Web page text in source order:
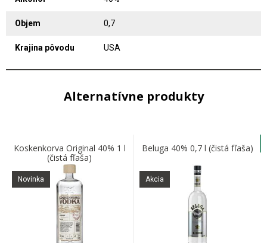
Objem 0,7
Krajina pôvodu USA
Alternatívne produkty
Koskenkorva Original 40% 1 l
(čistá fľaša)
Novinka
Beluga 40% 0,7 l (čistá fľaša)
Akcia